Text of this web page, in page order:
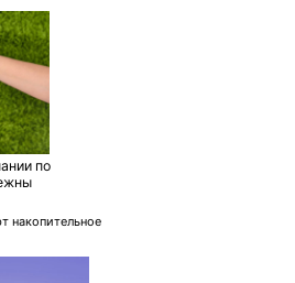
по
накопительное